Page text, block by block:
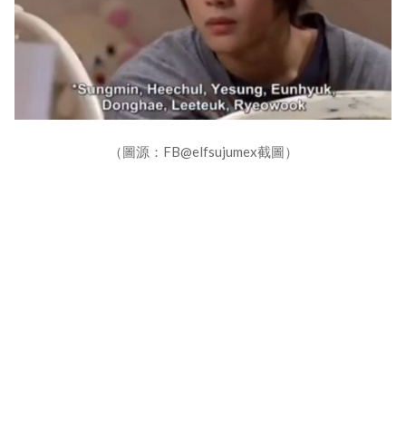
（圖源：FB@elfsujumex截圖）